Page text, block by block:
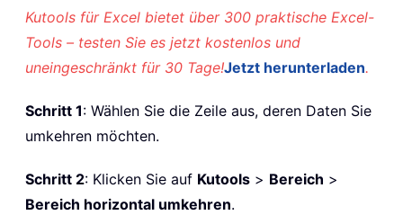
Kutools für Excel bietet über 300 praktische Excel-
Tools – testen Sie es jetzt kostenlos und
uneingeschränkt für 30 Tage!Jetzt herunterladen.
Schritt 1: Wählen Sie die Zeile aus, deren Daten Sie
umkehren möchten.
Schritt 2: Klicken Sie auf Kutools > Bereich >
Bereich horizontal umkehren.